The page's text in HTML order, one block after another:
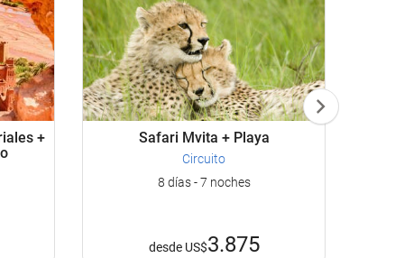
+
Safari Mvita + Playa
Circuito
8 días - 7 noches
desde US$3.875